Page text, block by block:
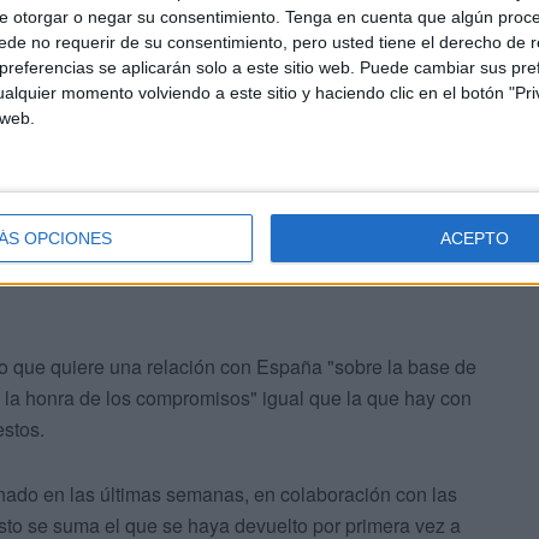
otorgar o negar su consentimiento. Tenga en cuenta que algún
no requerir de su consentimiento, pero usted tiene el derecho de
se aplicarán solo a este sitio web. Puede cambiar sus
momento volviendo a este sitio y haciendo clic en el botón
OPCIONES ACEPTO
Laya, a la que Marruecos responsabilizaba en gran
camino hacia la incipiente distensión. Aunque su
en las últimas semanas a la necesidad de discreción,
gestos que invitan a la esperanza.
quiere una relación con España "sobre la base de
honra de los compromisos" igual que la que hay con
en las últimas semanas, en colaboración con las
se suma el que se haya devuelto por primera vez a